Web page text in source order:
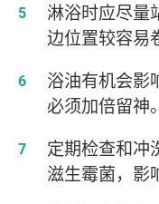
淋浴时应尽量
边位置较容易
浴油有机会影
必须加倍留神。
定期检查和冲
滋生霉菌，影